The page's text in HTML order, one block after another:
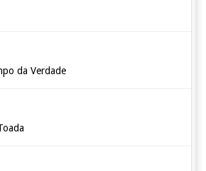
da Verdade